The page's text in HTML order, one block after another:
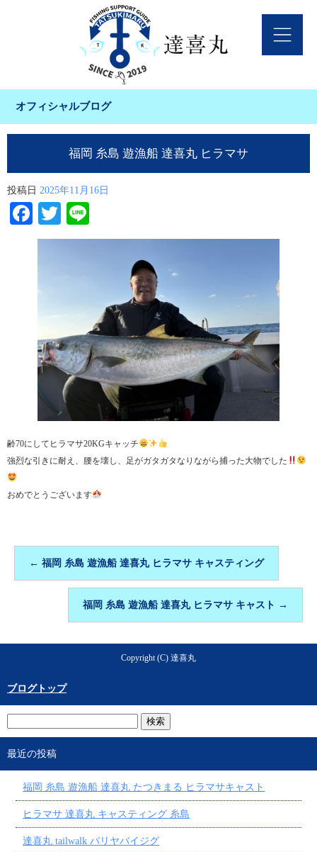
オフィシャルブログ
福岡 糸島 遊漁船 達喜丸 ヒラマサ
投稿日 2025年11月16日
Facebook
Twitter
齢70にしてヒラマサ20KGキャッチ
強烈な引きに耐え、腰を壊し、足がガタガタなりながら捕った大物でした
おめでとうございます
← 福岡 糸島 遊漁船 達喜丸 ヒラマサ キャスティング
福岡 糸島 遊漁船 達喜丸 ヒラマサ キャスト →
Copyright (C) 達喜丸
ブログトップ
最近の投稿
福岡 糸島 遊漁船 達喜丸 たつきまる ヒラマサキャスト
ヒラマサ 達喜丸 キャスティング 糸島
達喜丸 tailwalk バリヤバイジグ